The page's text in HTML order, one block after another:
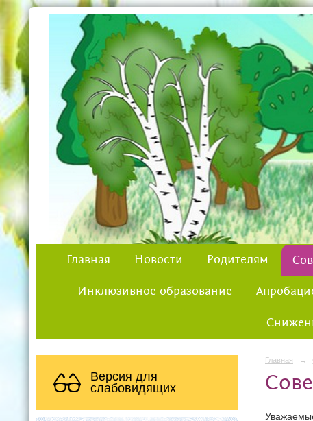
Главная Новости Родителям
Инклюзивное образование
Версия для
слабовидящих
Главная →